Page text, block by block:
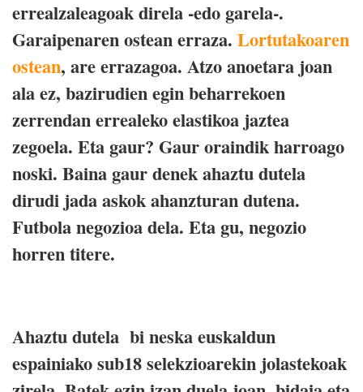
errealzaleagoak direla -edo garela-.
Garaipenaren ostean erraza. Lortutakoaren
ostean, are errazagoa. Atzo anoetara joan
ala ez, bazirudien egin beharrekoen
zerrendan errealeko elastikoa jaztea
zegoela. Eta gaur? Gaur oraindik harroago
noski. Baina gaur denek ahaztu dutela
dirudi jada askok ahanzturan dutena.
Futbola negozioa dela. Eta gu, negozio
horren titere.
Ahaztu dutela bi neska euskaldun
espainiako sub18 selekzioarekin jolastekoak